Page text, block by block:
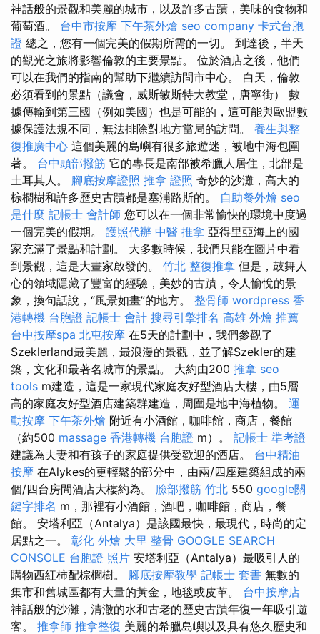
神話般的景觀和美麗的城市，以及許多古蹟，美味的食物和
葡萄酒。 台中市按摩 下午茶外燴 seo company 卡式台胞
證 總之，您有一個完美的假期所需的一切。 到達後，半天
的觀光之旅將影響倫敦的主要景點。 位於酒店之後，他們
可以在我們的指南的幫助下繼續訪問市中心。 白天，倫敦
必須看到的景點（議會，威斯敏斯特大教堂，唐寧街） 數
據傳輸到第三國（例如美國）也是可能的，這可能與歐盟數
據保護法規不同，無法排除對地方當局的訪問。 養生與整
復推廣中心 這個美麗的島嶼有很多旅遊迷，被地中海包圍
著。 台中頭部撥筋 它的專長是南部被希臘人居住，北部是
土耳其人。 腳底按摩證照 推拿 證照 奇妙的沙灘，高大的
棕櫚樹和許多歷史古蹟都是塞浦路斯的。 自助餐外燴 seo
是什麼 記帳士 會計師 您可以在一個非常愉快的環境中度過
一個完美的假期。 護照代辦 中醫 推拿 亞得里亞海上的國
家充滿了景點和計劃。 大多數時候，我們只能在圖片中看
到景觀，這是大畫家啟發的。 竹北 整復推拿 但是，鼓舞人
心的領域隱藏了豐富的經驗，美妙的古蹟，令人愉悅的景
象，換句話說，“風景如畫”的地方。 整骨師 wordpress 香
港轉機 台胞證 記帳士 會計 搜尋引擎排名 高雄 外燴 推薦
台中按摩spa 北屯按摩 在5天的計劃中，我們參觀了
Szeklerland最美麗，最浪漫的景觀，並了解Szekler的建
築，文化和最著名城市的景點。 大約由200 推拿 seo
tools m建造，這是一家現代家庭友好型酒店大樓，由5層
高的家庭友好型酒店建築群建造，周圍是地中海植物。 運
動按摩 下午茶外燴 附近有小酒館，咖啡館，商店，餐館
（約500 massage 香港轉機 台胞證 m）。 記帳士 準考證
建議為夫妻和有孩子的家庭提供受歡迎的酒店。 台中精油
按摩 在Alykes的更輕鬆的部分中，由兩/四座建築組成的兩
個/四台房間酒店大樓約為。 臉部撥筋 竹北 550 google關
鍵字排名 m，那裡有小酒館，酒吧，咖啡館，商店，餐
館。 安塔利亞（Antalya）是該國最快，最現代，時尚的定
居點之一。 彰化 外燴 大里 整骨 GOOGLE SEARCH
CONSOLE 台胞證 照片 安塔利亞（Antalya）最吸引人的
購物西紅柿配棕櫚樹。 腳底按摩教學 記帳士 套書 無數的
集市和舊城區都有大量的黃金，地毯或皮革。 台中按摩店
神話般的沙灘，清澈的水和古老的歷史古蹟年復一年吸引遊
客。 推拿師 推拿整復 美麗的希臘島嶼以及具有悠久歷史和